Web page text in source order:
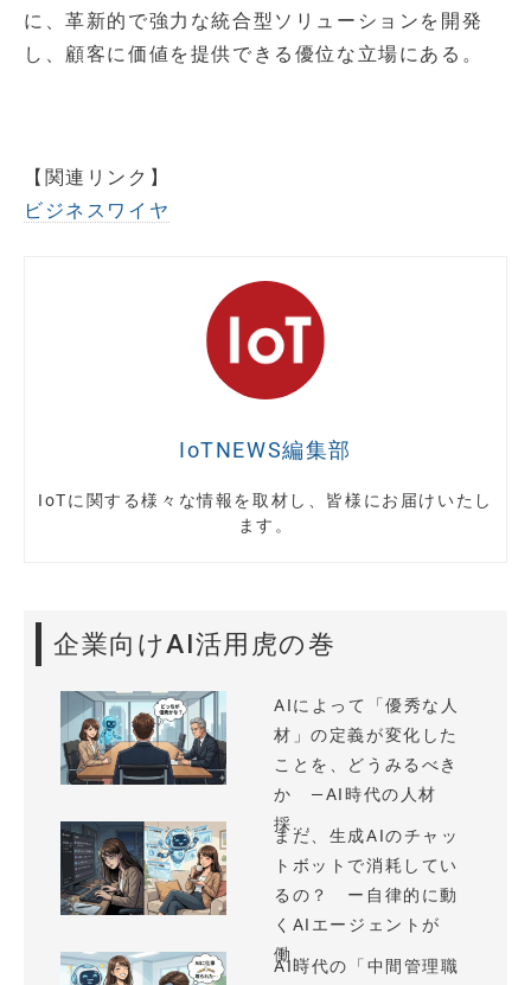
に、革新的で強力な統合型ソリューションを開発
し、顧客に価値を提供できる優位な立場にある。
【関連リンク】
ビジネスワイヤ
IoTNEWS編集部
IoTに関する様々な情報を取材し、皆様にお届けいたし
ます。
企業向けAI活用虎の巻
AIによって「優秀な人
材」の定義が変化した
ことを、どうみるべき
か —AI時代の人材
採...
まだ、生成AIのチャッ
トボットで消耗してい
るの？ ー自律的に動
くAIエージェントが
働...
AI時代の「中間管理職